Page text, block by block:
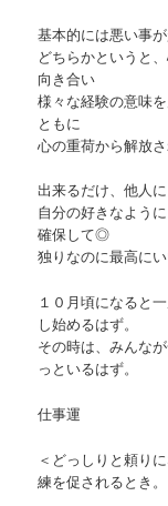
基本的には悪い事
どちらかというと
向き合い
様々な経験の意味
ともに
心の重荷から解放
出来るだけ、他人に
自分の好きなよう
確保して◎
独りなのに最高に
１０月頃になると
し始めるはず。
その時は、みんな
っといるはず。
仕事運
＜どっしりと頼り
練を促されるとき。